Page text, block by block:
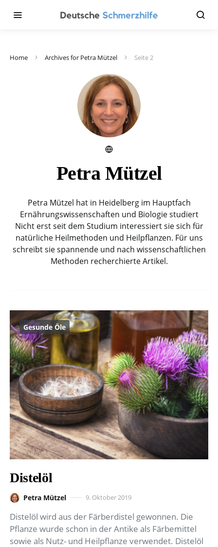
Home Archives for Petra Mützel Seite 2
Petra Mützel
Petra Mützel hat in Heidelberg im Hauptfach
Ernährungswissenschaften und Biologie studiert
Nicht erst seit dem Studium interessiert sie sich für
natürliche Heilmethoden und Heilpflanzen. Für uns
schreibt sie spannende und nach wissenschaftlichen
Methoden recherchierte Artikel.
Gesunde Öle
Distelöl
Petra Mützel 9. Oktober 2019
Distelöl wird aus der Färberdistel gewonnen. Die
Pflanze wurde schon in der Antike als Färbemittel
sowie als Nutz- und Heilpflanze verwendet. Distelöl